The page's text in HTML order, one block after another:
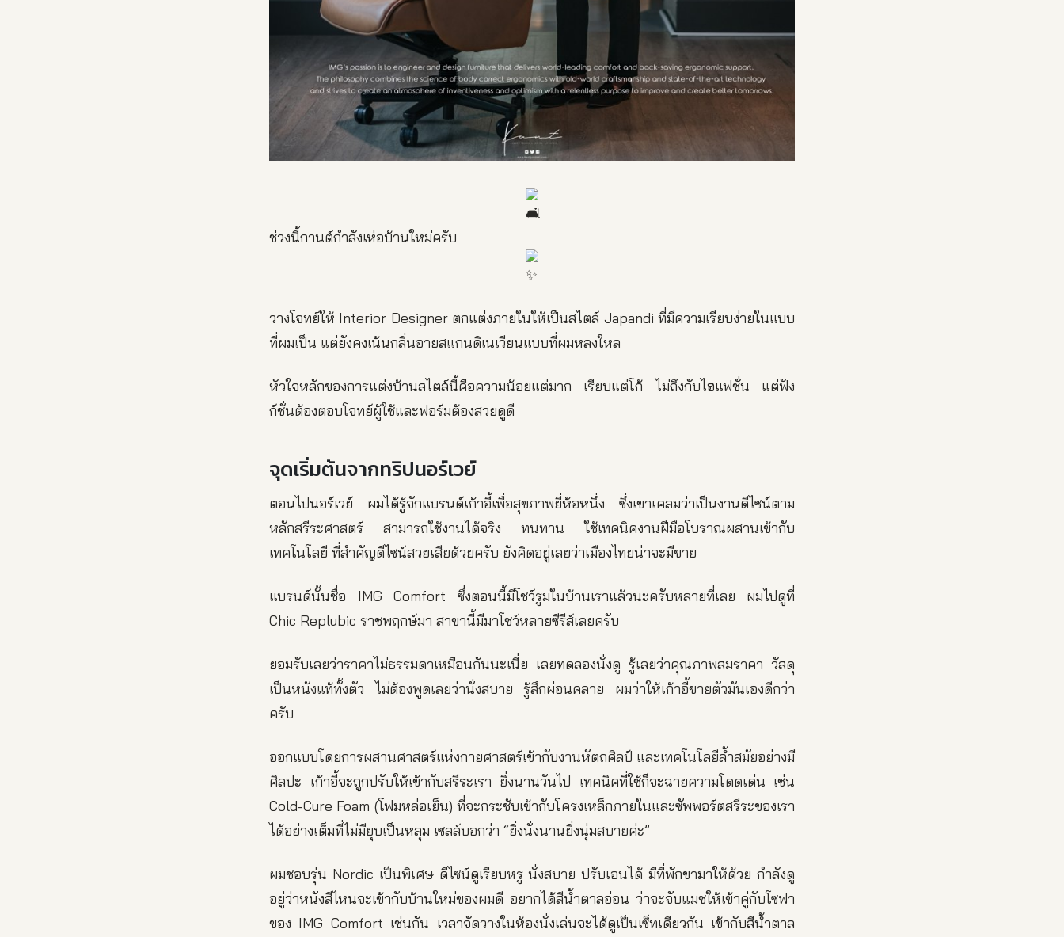
ช่วงนี้กานต์กำลังเห่อบ้านใหม่ครับ
วางโจทย์ให้ Interior Designer ตกแต่งภายในให้เป็นสไตล์ Japandi ที่มีความเรียบง่ายในแบบ
ที่ผมเป็น แต่ยังคงเน้นกลิ่นอายสแกนดิเนเวียนแบบที่ผมหลงใหล
หัวใจหลักของการแต่งบ้านสไตล์นี้คือความน้อยแต่มาก เรียบแต่โก้ ไม่ถึงกับไฮแฟชั่น แต่ฟัง
ก์ชั่นต้องตอบโจทย์ผู้ใช้และฟอร์มต้องสวยดูดี
จุดเริ่มต้นจากทริปนอร์เวย์
ตอนไปนอร์เวย์ ผมได้รู้จักแบรนด์เก้าอี้เพื่อสุขภาพยี่ห้อหนึ่ง ซึ่งเขาเคลมว่าเป็นงานดีไซน์ตาม
หลักสรีระศาสตร์ สามารถใช้งานได้จริง ทนทาน ใช้เทคนิคงานฝีมือโบราณผสานเข้ากับ
เทคโนโลยี ที่สำคัญดีไซน์สวยเสียด้วยครับ ยังคิดอยู่เลยว่าเมืองไทยน่าจะมีขาย
แบรนด์นั้นชื่อ IMG Comfort ซึ่งตอนนี้มีโชว์รูมในบ้านเราแล้วนะครับหลายที่เลย ผมไปดูที่
Chic Replubic ราชพฤกษ์มา สาขานี้มีมาโชว์หลายซีรีส์เลยครับ
ยอมรับเลยว่าราคาไม่ธรรมดาเหมือนกันนะเนี่ย เลยทดลองนั่งดู รู้เลยว่าคุณภาพสมราคา วัสดุ
เป็นหนังแท้ทั้งตัว ไม่ต้องพูดเลยว่านั่งสบาย รู้สึกผ่อนคลาย ผมว่าให้เก้าอี้ขายตัวมันเองดีกว่า
ครับ
ออกแบบโดยการผสานศาสตร์แห่งกายศาสตร์เข้ากับงานหัตถศิลป์ และเทคโนโลยีล้ำสมัยอย่างมี
ศิลปะ เก้าอี้จะถูกปรับให้เข้ากับสรีระเรา ยิ่งนานวันไป เทคนิคที่ใช้ก็จะฉายความโดดเด่น เช่น
Cold-Cure Foam (โฟมหล่อเย็น) ที่จะกระชับเข้ากับโครงเหล็กภายในและซัพพอร์ตสรีระของเรา
ได้อย่างเต็มที่ไม่มียุบเป็นหลุม เซลล์บอกว่า “ยิ่งนั่งนานยิ่งนุ่มสบายค่ะ”
ผมชอบรุ่น Nordic เป็นพิเศษ ดีไซน์ดูเรียบหรู นั่งสบาย ปรับเอนได้ มีที่พักขามาให้ด้วย กำลังดู
อยู่ว่าหนังสีไหนจะเข้ากับบ้านใหม่ของผมดี อยากได้สีน้ำตาลอ่อน ว่าจะจับแมชให้เข้าคู่กับโซฟา
ของ IMG Comfort เช่นกัน เวลาจัดวางในห้องนั่งเล่นจะได้ดูเป็นเซ็ทเดียวกัน เข้ากับสีน้ำตาล